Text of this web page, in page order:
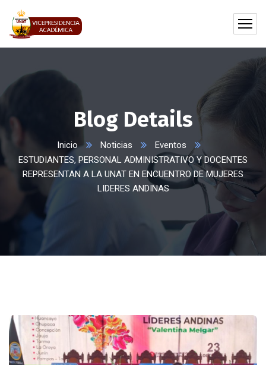
Blog Details
Inicio Noticias
Eventos
ESTUDIANTES, PERSONAL ADMINISTRATIVO Y DOCENTES
REPRESENTAN A LA UNAT EN ENCUENTRO DE MUJERES
LIDERES ANDINAS